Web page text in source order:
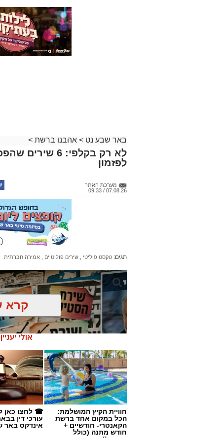
באר שבע נט > אהבנו ברשת >
לא רק בקלפי: 6
לפזמון
מערכת האתר
07.08.26 / 09:33
תגים: טקסט פוליטי שירים פוליטיים אמירה חברתית
קרא
אולי
חוויית הקיץ המושלמת:
הכל במקום אחד ברשת
הקאנטרי- חודשיים +
חודש מתנה (כולל
החגים!)
☎ לחצו כאן
עורכי דין
אינדקס באר